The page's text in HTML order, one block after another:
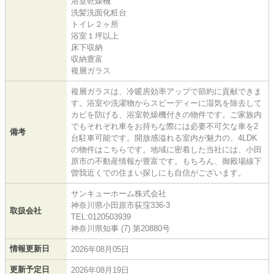
洗髪洗面化粧台
トイレ２ヶ所
浴室１坪以上
床下収納
収納豊富
複層ガラス
備考
複層ガラスは、冷暖房効率アップで節約に貢献できま
す。浴室や洗濯物からスピーディーに湿気を除去して
カビを防げる、浴室乾燥機付きの物件です。ご家族内
でもそれぞれ車をお持ちな際には必要不可欠な車を2
台駐車可能です。開放感溢れる室内が魅力の、4LDK
の物件はこちらです。地域に密着した当社には、小田
原市の不動産情報が豊富です。もちろん、御殿場線下
曽我近くでの住まい探しにも自信がございます。
取扱会社
サンキューホーム株式会社
神奈川県小田原市荻窪336-3
TEL:0120503939
神奈川県知事 (7) 第20880号
情報更新日 2026年08月05日
更新予定日 2026年08月19日